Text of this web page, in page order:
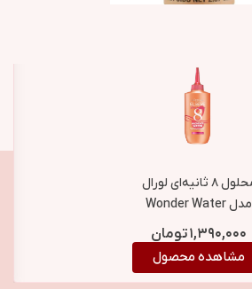
اصل و اورجینال
مشابه
محلول ۸ ثانیه‌ای لورال
مدل Wonder Water
دریم لانگ حجم ۲۰۰ میل
۱,۳۹۰,۰۰۰تومان
مشاهده محصول